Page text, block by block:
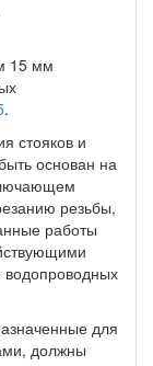
15 мм
.
стояков и
основан на
резьбы,
работы
водопроводных
для
должны